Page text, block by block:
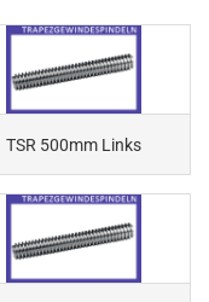
TSR 500mm Links